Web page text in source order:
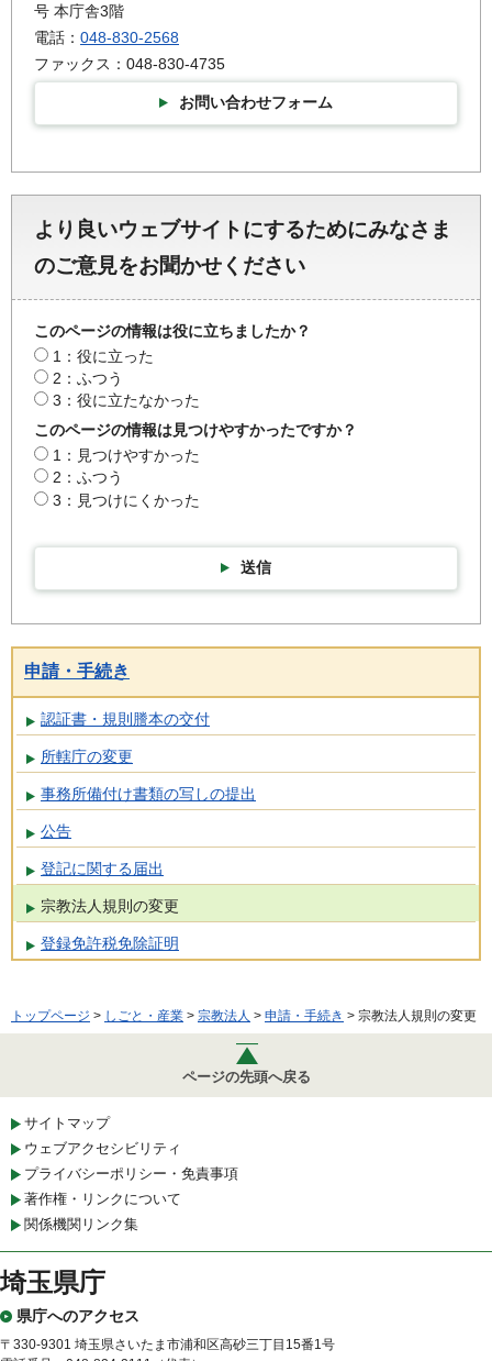
号 本庁舎3階
電話： 048-830-2568
ファックス：048-830-4735
お問い合わせフォーム
より良いウェブサイトにするためにみなさま
のご意見をお聞かせください
このページの情報は役に立ちましたか？
1：役に立った
2：ふつう
3：役に立たなかった
このページの情報は見つけやすかったですか？
1：見つけやすかった
2：ふつう
3：見つけにくかった
送信
申請・手続き
認証書・規則謄本の交付
所轄庁の変更
事務所備付け書類の写しの提出
公告
登記に関する届出
宗教法人規則の変更
登録免許税免除証明
トップページ > しごと・産業 > 宗教法人 > 申請・手続き > 宗教法人規則の変更
ページの先頭へ戻る
サイトマップ
ウェブアクセシビリティ
プライバシーポリシー・免責事項
著作権・リンクについて
関係機関リンク集
埼玉県庁
県庁へのアクセス
〒330-9301 埼玉県さいたま市浦和区高砂三丁目15番1号